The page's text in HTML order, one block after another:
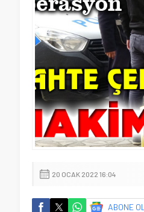
20 OCAK 2022 16:04
ABONE OL